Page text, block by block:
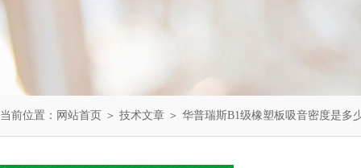
当前位置： 网站首页 ＞ 技术文章 ＞ 华普瑞斯B1级橡塑板吸音密度是多